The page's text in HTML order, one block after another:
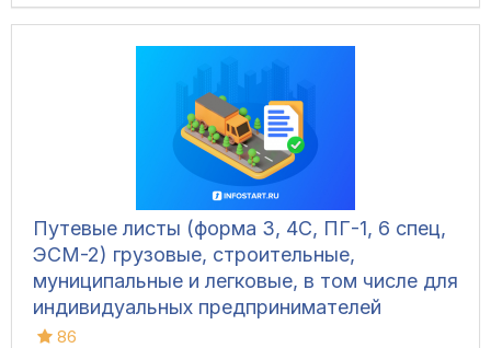
Путевые листы (форма 3, 4С, ПГ-1, 6 спец,
ЭСМ-2) грузовые, строительные,
муниципальные и легковые, в том числе для
индивидуальных предпринимателей
86